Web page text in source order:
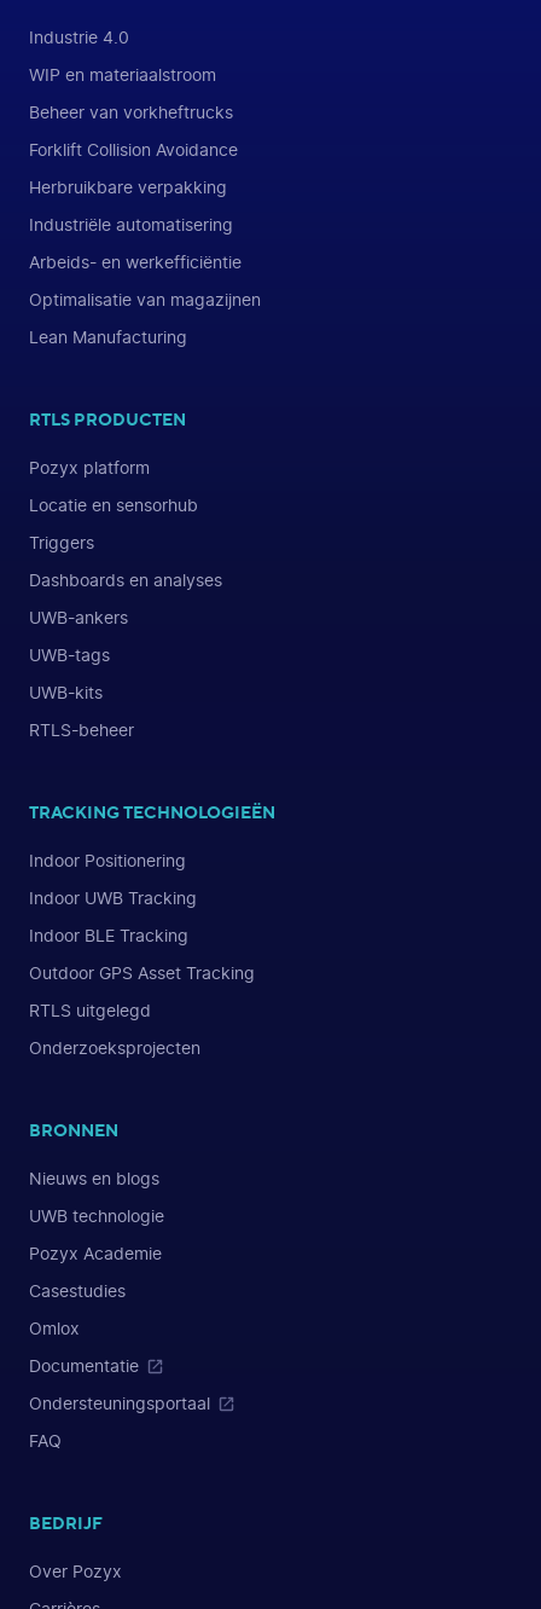
Industrie 4.0
WIP en materiaalstroom
Beheer van vorkheftrucks
Forklift Collision Avoidance
Herbruikbare verpakking
Industriële automatisering
Arbeids- en werkefficiëntie
Optimalisatie van magazijnen
Lean Manufacturing
RTLS PRODUCTEN
Pozyx platform
Locatie en sensorhub
Triggers
Dashboards en analyses
UWB-ankers
UWB-tags
UWB-kits
RTLS-beheer
TRACKING TECHNOLOGIEËN
Indoor Positionering
Indoor UWB Tracking
Indoor BLE Tracking
Outdoor GPS Asset Tracking
RTLS uitgelegd
Onderzoeksprojecten
BRONNEN
Nieuws en blogs
UWB technologie
Pozyx Academie
Casestudies
Omlox
Documentatie
Ondersteuningsportaal
FAQ
BEDRIJF
Over Pozyx